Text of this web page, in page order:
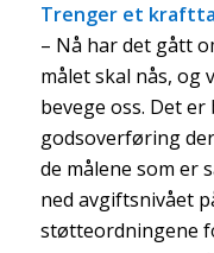
Trenger et
– Nå har det gått
målet skal nås, og
bevege oss. Det
godsoverføring
de målene som er
ned avgiftsnivået
støtteordningene